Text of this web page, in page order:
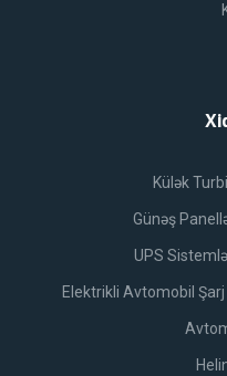
Külək
Günəş
UPS
Elektrikli Avtomobil Şarj